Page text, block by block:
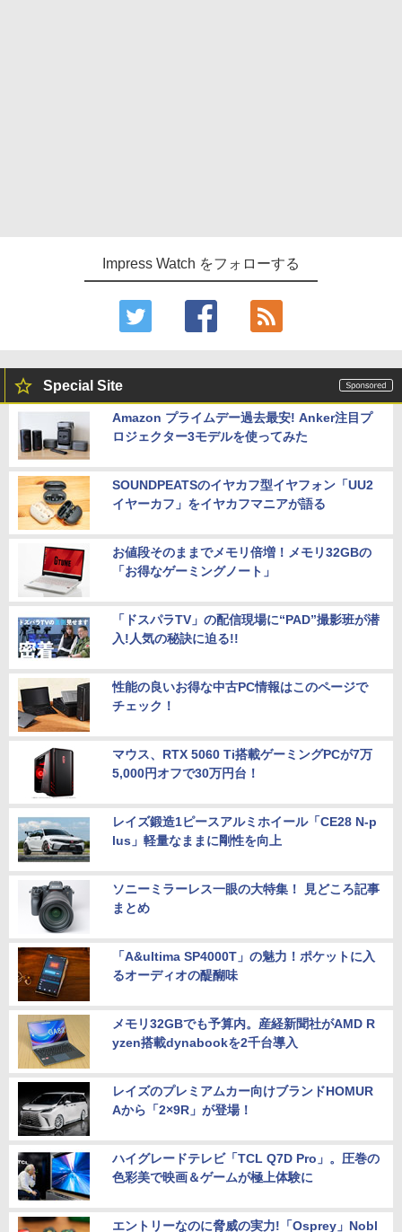
Impress Watch をフォローする
Special Site
Amazon プライムデー過去最安! Anker注目プ
ロジェクター3モデルを使ってみた
SOUNDPEATSのイヤカフ型イヤフォン「UU2
イヤーカフ」をイヤカフマニアが語る
お値段そのままでメモリ倍増！メモリ32GBの
「お得なゲーミングノート」
「ドスパラTV」の配信現場に“PAD”撮影班が潜
入!人気の秘訣に迫る!!
性能の良いお得な中古PC情報はこのページで
チェック！
マウス、RTX 5060 Ti搭載ゲーミングPCが7万
5,000円オフで30万円台！
レイズ鍛造1ピースアルミホイール「CE28 N-p
lus」軽量なままに剛性を向上
ソニーミラーレス一眼の大特集！ 見どころ記事
まとめ
「A&ultima SP4000T」の魅力！ポケットに入
るオーディオの醍醐味
メモリ32GBでも予算内。産経新聞社がAMD R
yzen搭載dynabookを2千台導入
レイズのプレミアムカー向けブランドHOMUR
Aから「2×9R」が登場！
ハイグレードテレビ「TCL Q7D Pro」。圧巻の
色彩美で映画＆ゲームが極上体験に
エントリーなのに脅威の実力!「Osprey」Nobl